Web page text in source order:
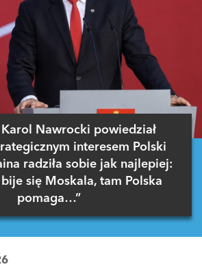
Karol Nawrocki powiedział
interesem Polski
radziła sobie jak najlepiej:
bije się Moskala, tam Polska
pomaga…”